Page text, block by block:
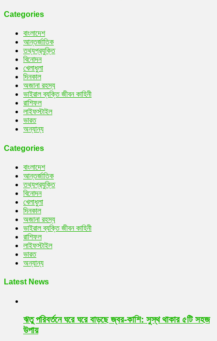
Categories
বাংলাদেশ
আন্তর্জাতিক
তথ্যপ্রযুক্তি
বিনোদন
খেলাধুলা
দিনকাল
অজানা রহস্য
ভাইরাল ব্যক্তি জীবন কাহিনী
রাশিফল
লাইফস্টাইল
ভারত
অন্যান্য
Categories
বাংলাদেশ
আন্তর্জাতিক
তথ্যপ্রযুক্তি
বিনোদন
খেলাধুলা
দিনকাল
অজানা রহস্য
ভাইরাল ব্যক্তি জীবন কাহিনী
রাশিফল
লাইফস্টাইল
ভারত
অন্যান্য
Latest News
ঋতু পরিবর্তনে ঘরে ঘরে বাড়ছে জ্বর-কাশি: সুস্থ থাকার ৫টি সহজ
উপায়